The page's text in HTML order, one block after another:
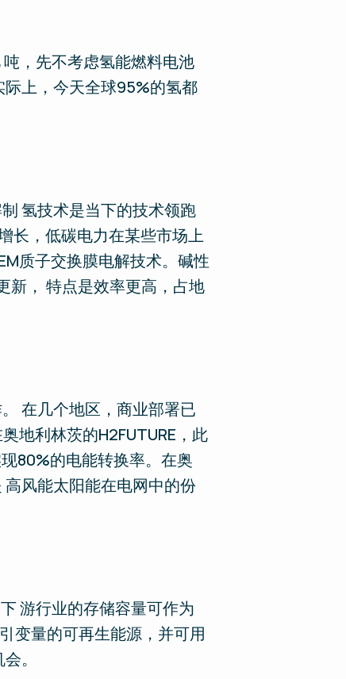
，先不考虑氢能燃料电池
上，今天全球95%的氢都
氢技术是当下的技术领跑
长，低碳电力在某些市场上
质子交换膜电解技术。碱性
新， 特点是效率更高，占地
在几个地区，商业部署已
地利林茨的H2FUTURE，此
80%的电能转换率。在奥
风能太阳能在电网中的份
游行业的存储容量可作为
变量的可再生能源，并可用
。